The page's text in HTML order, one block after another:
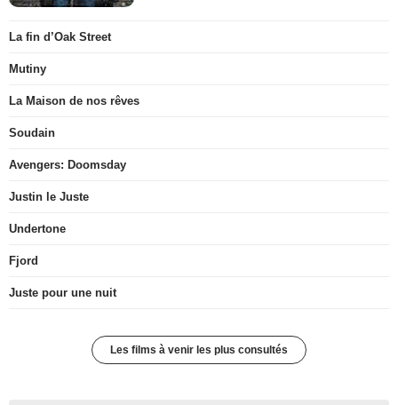
La fin d’Oak Street
Mutiny
La Maison de nos rêves
Soudain
Avengers: Doomsday
Justin le Juste
Undertone
Fjord
Juste pour une nuit
Les films à venir les plus consultés